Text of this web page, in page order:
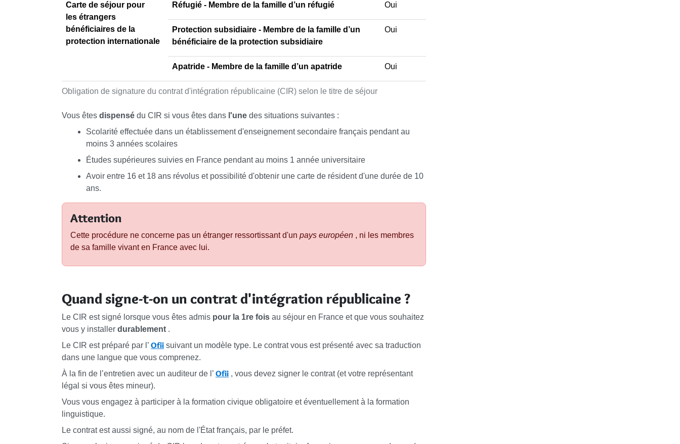
Obligation de signature du contrat d'intégration républicaine (CIR) selon le titre de séjour
Carte de séjour pour
les étrangers
bénéficiaires de la
protection internationale
Réfugié - Membre de la famille d’un réfugié Oui
Protection subsidiaire - Membre de la famille d’un
bénéficiaire de la protection subsidiaire
Oui
Apatride - Membre de la famille d’un apatride Oui
Vous êtes dispensé du CIR si vous êtes dans l'une des situations suivantes :
Scolarité effectuée dans un établissement d'enseignement secondaire français pendant au
moins 3 années scolaires
Études supérieures suivies en France pendant au moins 1 année universitaire
Avoir entre 16 et 18 ans révolus et possibilité d'obtenir une carte de résident d'une durée de 10
ans.
Attention
Cette procédure ne concerne pas un étranger ressortissant d'un pays européen , ni les membres
de sa famille vivant en France avec lui.
Quand signe-t-on un contrat d'intégration républicaine ?
Le CIR est signé lorsque vous êtes admis pour la 1re fois au séjour en France et que vous souhaitez
vous y installer durablement .
Le CIR est préparé par l’ Ofii suivant un modèle type. Le contrat vous est présenté avec sa traduction
dans une langue que vous comprenez.
À la fin de l’entretien avec un auditeur de l’ Ofii , vous devez signer le contrat (et votre représentant
légal si vous êtes mineur).
Vous vous engagez à participer à la formation civique obligatoire et éventuellement à la formation
linguistique.
Le contrat est aussi signé, au nom de l'État français, par le préfet.